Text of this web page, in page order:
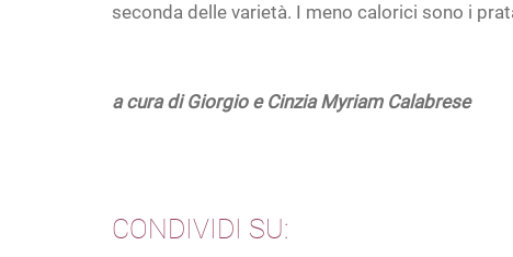
seconda delle varietà. I meno calorici sono i
a cura di Giorgio e Cinzia Myriam Calabrese
CONDIVIDI SU: